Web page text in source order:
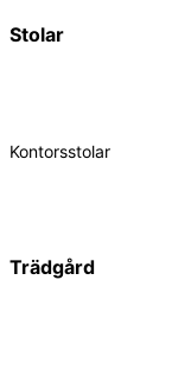
Stolar
Kontorsstolar
Trädgård